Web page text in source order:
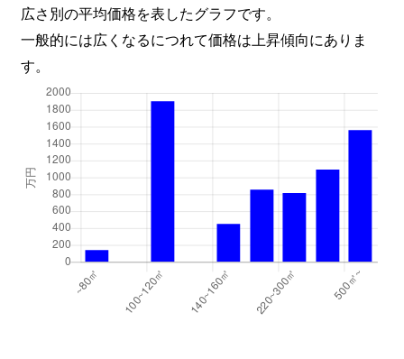
広さ別の平均価格を表したグラフです。
一般的には広くなるにつれて価格は上昇傾向にありま
す。